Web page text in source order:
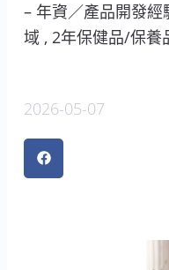
– 年資／產品開發
域 , 2年保健品/保養
2026-05-07